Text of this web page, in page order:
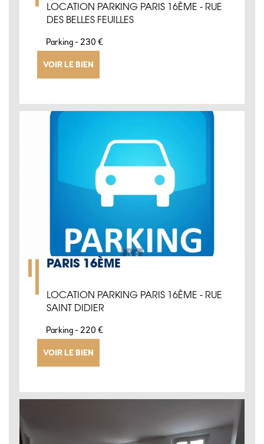
LOCATION PARKING PARIS 16ÈME - RUE
DES BELLES FEUILLES
Parking -230 €
VOIR LE BIEN
PARIS 16ÈME
LOCATION PARKING PARIS 16ÈME - RUE
SAINT DIDIER
Parking -220 €
VOIR LE BIEN